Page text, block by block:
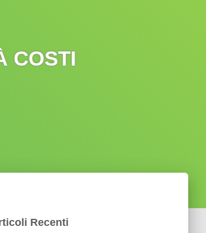
COSTI
Recenti